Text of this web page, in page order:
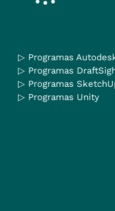
▷ Programas
▷ Programas
▷ Programas
▷ Programas Unity